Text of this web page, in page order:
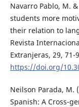
Navarro Pablo, M.
students more
their relation to
Revista
Extranjeras, 29, 71-
https://doi.org/
Neilson Parada, M.
Spanish: A Cross-